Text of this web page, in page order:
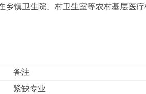
镇卫生院、村卫生室等农村基层医
备注
紧缺专业